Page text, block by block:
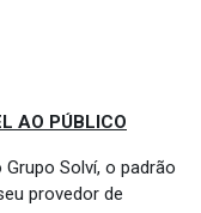
AO PÚBLICO
Solví, o padrão
provedor de